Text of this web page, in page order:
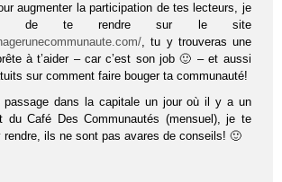
augmenter la participation de tes lecteurs, je
de te rendre sur le site
, tu y trouveras une
à t’aider – car c’est son job 🙂 – et aussi
sur comment faire bouger ta communauté!
dans la capitale un jour où il y a un
du Café Des Communautés (mensuel), je te
rendre, ils ne sont pas avares de conseils! 🙂